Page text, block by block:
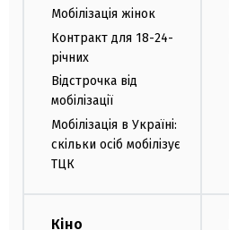
Мобілізація жінок
Контракт для 18-24-
річних
Відстрочка від
мобілізації
Мобілізація в Україні:
скільки осіб мобілізує
ТЦК
Кіно